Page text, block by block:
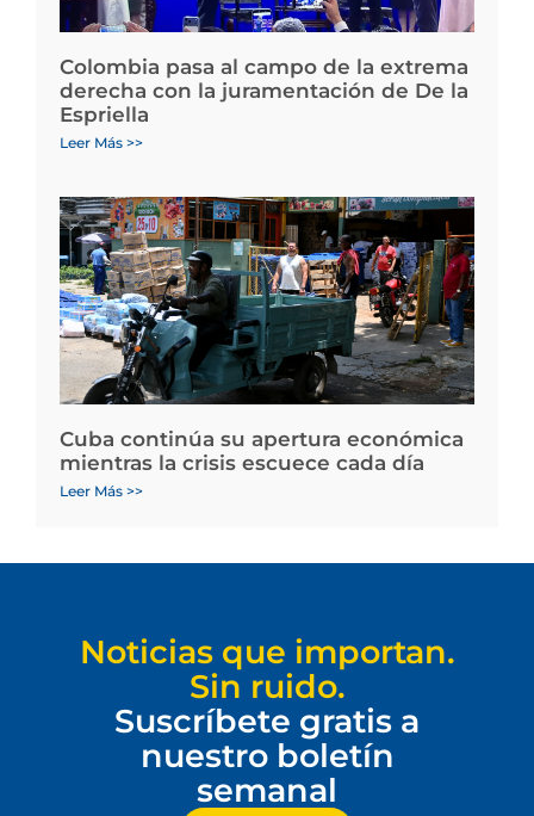
Colombia pasa al campo de la extrema
derecha con la juramentación de De la
Espriella
Leer Más >>
Cuba continúa su apertura económica
mientras la crisis escuece cada día
Leer Más >>
Noticias que importan.
Sin ruido.
Suscríbete gratis a
nuestro boletín
semanal